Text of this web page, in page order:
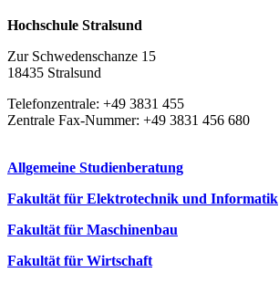
Hochschule Stralsund
Zur Schwedenschanze 15
18435 Stralsund
Telefonzentrale: +49 3831 455
Zentrale Fax-Nummer: +49 3831 456 680
Allgemeine Studienberatung
Fakultät für Elektrotechnik und Informatik
Fakultät für Maschinenbau
Fakultät für Wirtschaft